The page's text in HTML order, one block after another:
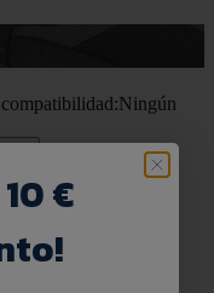
Ningún
4x4* Correa para
€